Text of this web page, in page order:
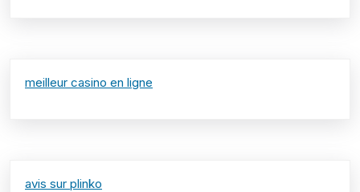
meilleur casino en ligne
avis sur plinko